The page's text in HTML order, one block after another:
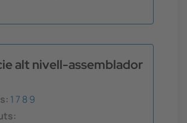
alt nivell-assemblador
1 7 8 9